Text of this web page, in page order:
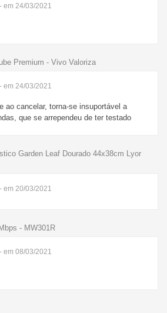
- em 24/03/2021
Premium - Vivo Valoriza
- em 24/03/2021
ao cancelar, torna-se insuportável a
que se arrependeu de ter testado
Garden Leaf Dourado 44x38cm Lyor
- em 20/03/2021
- MW301R
- em 08/03/2021